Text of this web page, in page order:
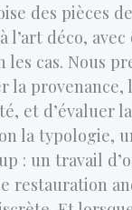
des pièces
l’art déco,
cas. Nous
la provenance,
et d’évaluer
la typologie,
: un travail
restauration